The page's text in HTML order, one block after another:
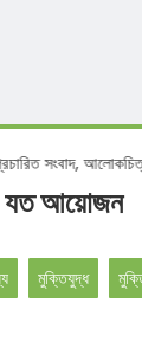
আলোকচিত্র,
যত আয়োজন
মুক্তিযুদ্ধ